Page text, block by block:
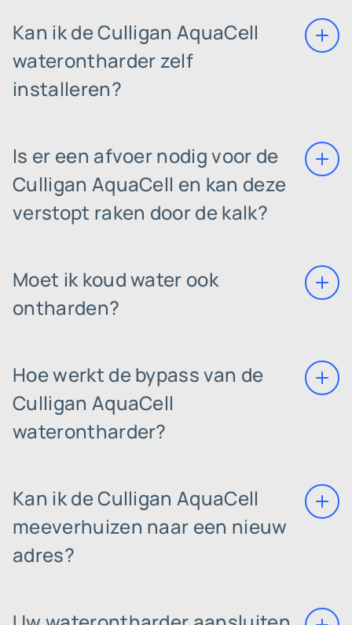
Kan ik de Culligan AquaCell
waterontharder zelf
installeren?
Is er een afvoer nodig voor de
Culligan AquaCell en kan deze
verstopt raken door de kalk?
Moet ik koud water ook
ontharden?
Hoe werkt de bypass van de
Culligan AquaCell
waterontharder?
Kan ik de Culligan AquaCell
meeverhuizen naar een nieuw
adres?